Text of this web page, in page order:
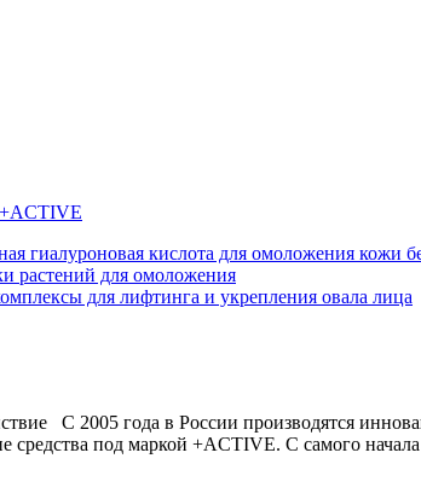
гиалуроновая кислота для омоложения кожи
растений для омоложения
для лифтинга и укрепления овала лица
С 2005 года в России производятся
средства под маркой +ACTIVE. С самого